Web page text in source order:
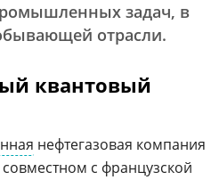
задач, в
отрасли.
квантовый
нефтегазовая компания
с французской